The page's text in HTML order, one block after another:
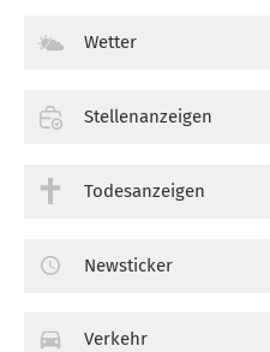
Wetter
Stellenanzeigen
Todesanzeigen
Newsticker
Verkehr